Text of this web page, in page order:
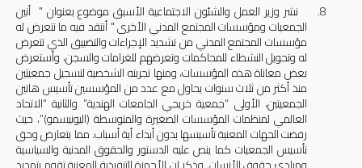
8.
نشر وزير العمل والشئون الاجتماعية الأسبق موضوع بعنوان " أنين
الجمعيات ومؤسسات المجتمع المدني الأخرى" أنتقد فيه ما تتعرض له
مؤسسات المجتمع المدني من تشديد الإجراءات والتضييق الذي تتعرض
له وتحويل النشطاء للمحاكمات وتعرضهم للغرامات والسجن، وأستعرض
بعض معاناة هذه المؤسسات، ومنها تجربته الشخصية لتسجيل جمعيتين
منذ أكثر من ثلاث سنوات يحاول مع عدد من المؤسسين تأسيس هاتين
الجمعيتين، الأولى “جمعية خريجي الجامعات الهندية” والثانية “الاتحاد
العالمي لمنظمات المؤسسات الصغيرة والمتوسطة (اليونيسمو)”، حيث
رفضت الجهات المعنية تأسيسها بدون أبداء أية أسباب. مما يتعارض وحق
تأسيس الجمعيات كما ينص عليه الدستور والحقوق المدنية والسياسية